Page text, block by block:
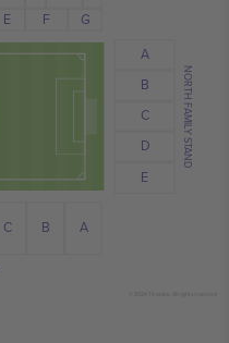
A
B
C
D
E
A
B
C
E F G
NORTH FAMILY STAND